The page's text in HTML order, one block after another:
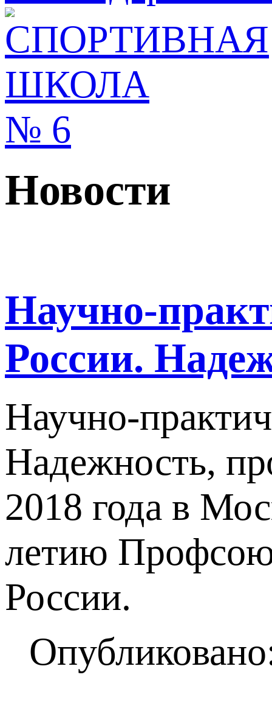
Новости
Научно-
России.
Научно-
Надежность,
2018 года в
летию
России.